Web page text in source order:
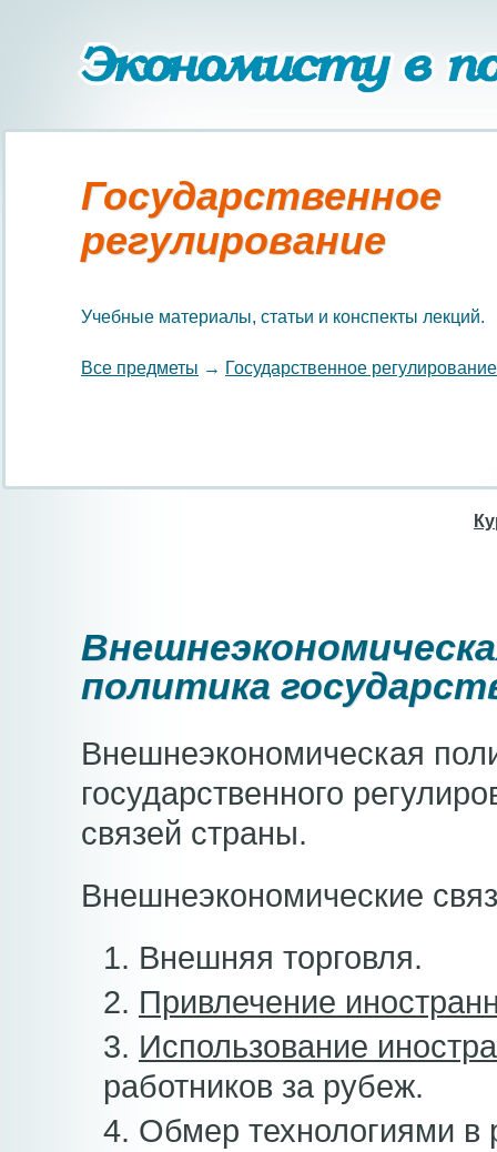
Государственное
регулирование
Учебные материалы, статьи и конспекты лекций.
Все предметы → Государственное регулирование
политика
Внешнеэкономическая
государственного
связей страны.
Внешнеэкономические
1. Внешняя торговля.
2. Привлечение
3. Использование
работников за рубеж.
4. Обмер технологиями в